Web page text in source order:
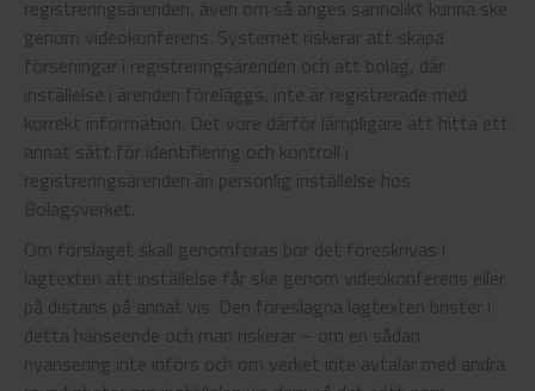
registreringsärenden, även om så anges sannolikt kunna ske
genom videokonferens. Systemet riskerar att skapa
förseningar i registreringsärenden och att bolag, där
inställelse i ärenden föreläggs, inte är registrerade med
korrekt information. Det vore därför lämpligare att hitta ett
annat sätt för identifiering och kontroll i
registreringsärenden än personlig inställelse hos
Bolagsverket.
Om förslaget skall genomföras bör det föreskrivas i
lagtexten att inställelse får ske genom videokonferens eller
på distans på annat vis. Den föreslagna lagtexten brister i
detta hänseende och man riskerar – om en sådan
nyansering inte införs och om verket inte avtalar med andra